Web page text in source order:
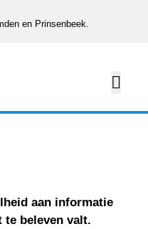
en Prinsenbeek.
aan informatie
beleven valt.